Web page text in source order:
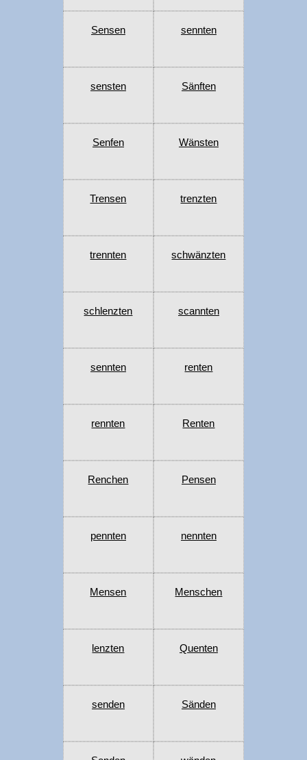
Sensen sennten
sensten Sänften
Senfen Wänsten
Trensen trenzten
trennten schwänzten
schlenzten scannten
sennten renten
rennten Renten
Renchen Pensen
pennten nennten
Mensen Menschen
lenzten Quenten
senden Sänden